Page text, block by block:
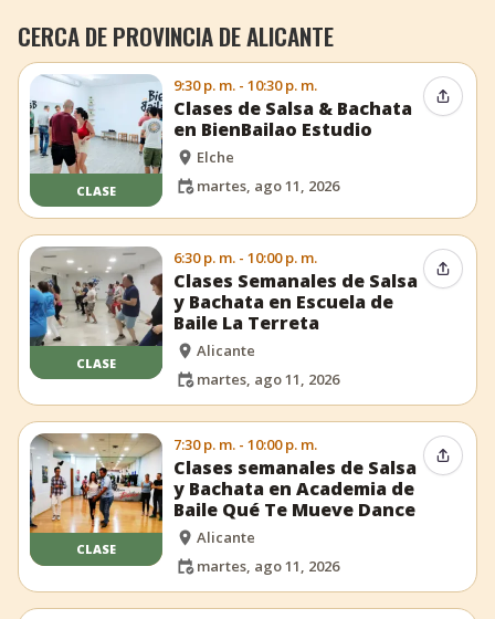
CERCA DE PROVINCIA DE ALICANTE
CLASE
9:30 p. m. - 10:30 p. m.
Clases de Salsa & Bachata
en BienBailao Estudio
Elche
martes, ago 11, 2026
CLASE
6:30 p. m. - 10:00 p. m.
Clases Semanales de Salsa
y Bachata en Escuela de
Baile La Terreta
Alicante
martes, ago 11, 2026
CLASE
7:30 p. m. - 10:00 p. m.
Clases semanales de Salsa
y Bachata en Academia de
Baile Qué Te Mueve Dance
Alicante
martes, ago 11, 2026